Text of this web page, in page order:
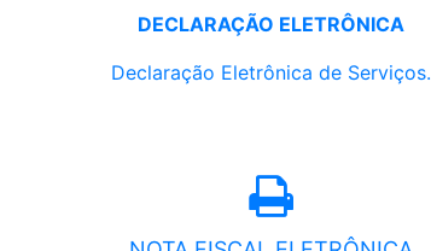
DECLARAÇÃO ELETRÔNICA
Declaração Eletrônica de Serviços.